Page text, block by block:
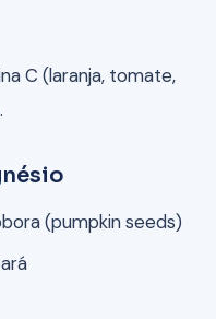
C (laranja, tomate,
(pumpkin seeds)